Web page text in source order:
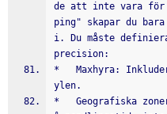
de att inte vara för
ping" skapar du
i. Du måste
precision:
*   Maxhyra:
ylen.
*   Geografiska